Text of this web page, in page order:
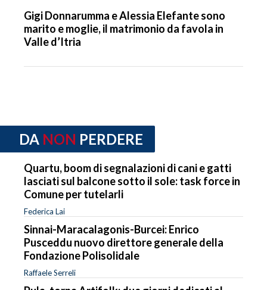
Gigi Donnarumma e Alessia Elefante sono
marito e moglie, il matrimonio da favola in
Valle d’Itria
DA NON PERDERE
Quartu, boom di segnalazioni di cani e gatti
lasciati sul balcone sotto il sole: task force in
Comune per tutelarli
Federica Lai
Sinnai-Maracalagonis-Burcei: Enrico
Pusceddu nuovo direttore generale della
Fondazione Polisolidale
Raffaele Serreli